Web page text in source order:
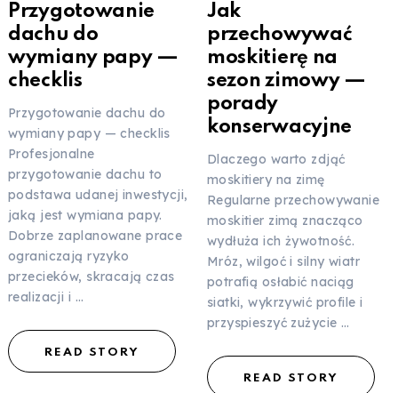
Przygotowanie
dachu do
wymiany papy —
checklis
Przygotowanie dachu do
wymiany papy — checklis
Profesjonalne
przygotowanie dachu to
podstawa udanej inwestycji,
jaką jest wymiana papy.
Dobrze zaplanowane prace
ograniczają ryzyko
przecieków, skracają czas
realizacji i …
READ STORY
Jak
przechowywać
moskitierę na
sezon zimowy —
porady
konserwacyjne
Dlaczego warto zdjąć
moskitiery na zimę
Regularne przechowywanie
moskitier zimą znacząco
wydłuża ich żywotność.
Mróz, wilgoć i silny wiatr
potrafią osłabić naciąg
siatki, wykrzywić profile i
przyspieszyć zużycie …
READ STORY